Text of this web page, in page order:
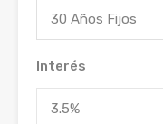
30 Años Fijos
Interés